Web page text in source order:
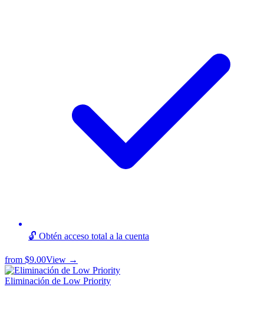
🔓 Obtén acceso total a la cuenta
from $9.00View →
Eliminación de Low Priority